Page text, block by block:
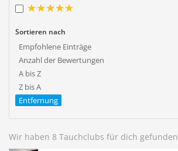
Sortieren nach
Empfohlene Einträge
Anzahl der Bewertungen
A bis Z
Z bis A
Entfernung
Wir haben 8 Tauchclubs für dich gefunden